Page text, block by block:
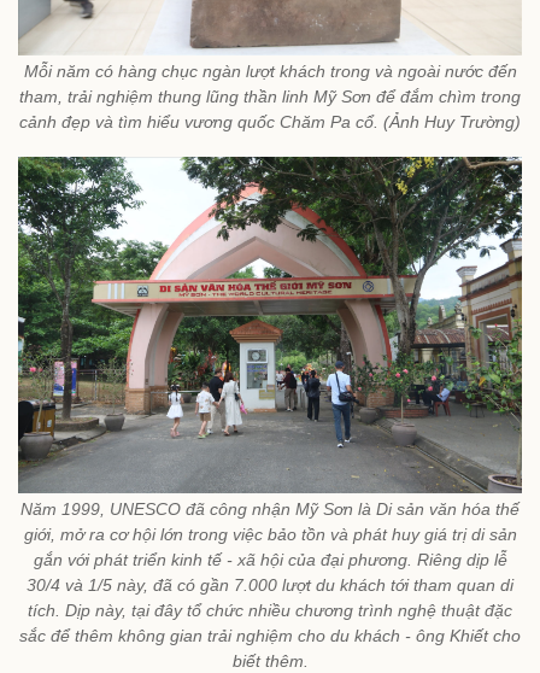
Mỗi năm có hàng chục ngàn lượt khách trong và ngoài nước đến
tham, trải nghiệm thung lũng thần linh Mỹ Sơn để đắm chìm trong
cảnh đẹp và tìm hiểu vương quốc Chăm Pa cổ. (Ảnh Huy Trường)
Năm 1999, UNESCO đã công nhận Mỹ Sơn là Di sản văn hóa thế
giới, mở ra cơ hội lớn trong việc bảo tồn và phát huy giá trị di sản
gắn với phát triển kinh tế - xã hội của đại phương. Riêng dịp lễ
30/4 và 1/5 này, đã có gần 7.000 lượt du khách tới tham quan di
tích. Dịp này, tại đây tổ chức nhiều chương trình nghệ thuật đặc
sắc để thêm không gian trải nghiệm cho du khách - ông Khiết cho
biết thêm.